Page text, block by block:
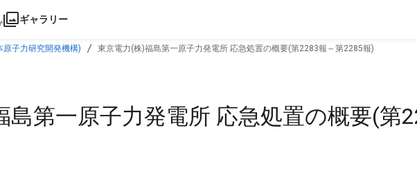
ギャラリー
子力研究開発機構) 東京電力(株)福島第一原子力発電所 応急処置の概要(第2283報～第2285報)
島第一原子力発電所 応急処置の概要(第